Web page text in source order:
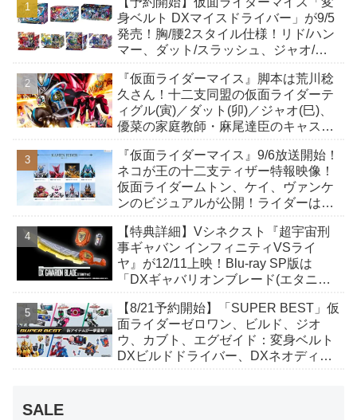
身ベルト DXマイスドライバー」が9/5
発売！胸/腰2スタイル仕様！リド/ハン
マー、ダット/スラッシュ、ジャオ/バ
も！
『仮面ライダーマイス』脚本は荒川稔
久さん！十二支同盟の仮面ライダーテ
ィグル(寅)／ダット(卯)／ジャオ(巳)、
優菜の家庭教師・麻尾達臣のキャスト
んも変身！
『仮面ライダーマイス』9/6放送開始！
ネコが王の十二支ティザー特報映像！
仮面ライダームトン、ケイ、ヴァンケ
ンのビジュアルが公開！ライダーは子
【特典詳細】Vシネクスト『超宇宙刑
事ギャバン インフィニティVSライ
ヤ』が12/11上映！Blu-ray SP版は
「DXギャバリオンブレード(エタニテ
か豪華特典付き！
【8/21予約開始】「SUPER BEST」仮
面ライダーゼロワン、ビルド、ジオ
ウ、カブト、エグゼイド：変身ベルト
DXビルドドライバー、DXネオディケ
SALE